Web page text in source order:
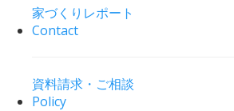
家づくりレポート
Contact
資料請求・ご相談
Policy